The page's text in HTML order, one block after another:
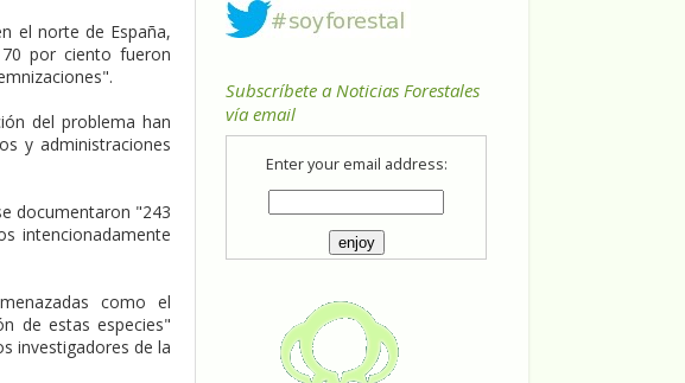
el norte de España,
por ciento fueron
del problema han
y administraciones
documentaron "243
intencionadamente
como el
de estas especies"
investigadores de la
Subscríbete a Noticias Forestales
vía email
Enter your email address: